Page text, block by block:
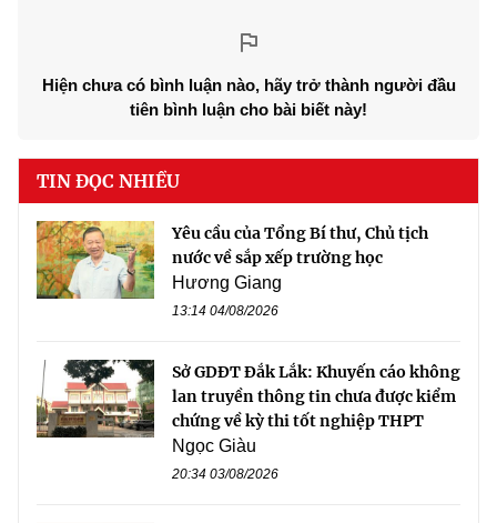
Hiện chưa có bình luận nào, hãy trở thành người đầu
tiên bình luận cho bài biết này!
TIN ĐỌC NHIỀU
Yêu cầu của Tổng Bí thư, Chủ tịch
nước về sắp xếp trường học
Hương Giang
13:14 04/08/2026
Sở GDĐT Đắk Lắk: Khuyến cáo không
lan truyền thông tin chưa được kiểm
chứng về kỳ thi tốt nghiệp THPT
Ngọc Giàu
20:34 03/08/2026